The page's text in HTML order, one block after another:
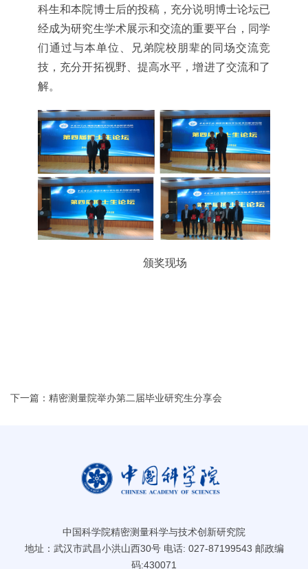
科生和本院博士后的投稿，充分说明博士论坛已
经成为研究生学术展示和交流的重要平台，同学
们通过与本单位、兄弟院校朋辈的同场交流竞
技，充分开拓视野、提高水平，增进了交流和了
解。
颁奖现场
下一篇：精密测量院举办第二届毕业研究生分享会
中国科学院精密测量科学与技术创新研究院
地址：武汉市武昌小洪山西30号 电话: 027-87199543 邮政编
码:430071